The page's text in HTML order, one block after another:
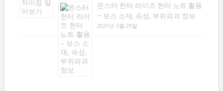
몬스터 헌터 라이즈 헌터 노트 활용
– 보스 소재, 속성, 부위파괴 정보
2021년 3월 29일